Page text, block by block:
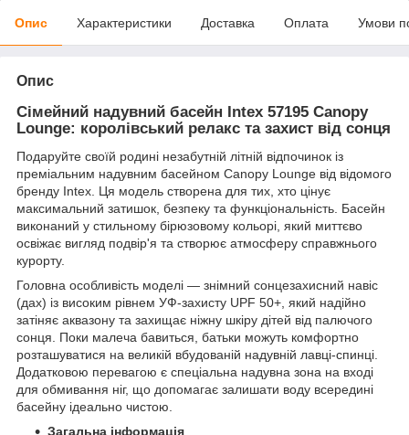
Опис Характеристики Доставка Оплата Умови
Опис
Сімейний надувний басейн Intex 57195 Canopy
Lounge: королівський релакс та захист від сонця
Подаруйте своїй родині незабутній літній відпочинок із
преміальним надувним басейном Canopy Lounge від відомого
бренду Intex. Ця модель створена для тих, хто цінує
максимальний затишок, безпеку та функціональність. Басейн
виконаний у стильному бірюзовому кольорі, який миттєво
освіжає вигляд подвір'я та створює атмосферу справжнього
курорту.
Головна особливість моделі — знімний сонцезахисний навіс
(дах) із високим рівнем УФ-захисту UPF 50+, який надійно
затіняє аквазону та захищає ніжну шкіру дітей від палючого
сонця. Поки малеча бавиться, батьки можуть комфортно
розташуватися на великій вбудованій надувній лавці-спинці.
Додатковою перевагою є спеціальна надувна зона на вході
для обмивання ніг, що допомагає залишати воду всередині
басейну ідеально чистою.
Загальна інформація